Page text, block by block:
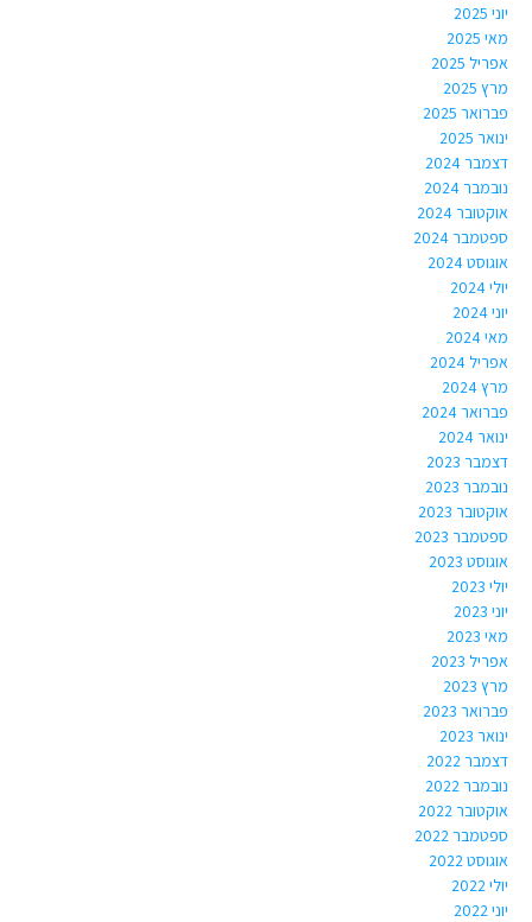
יוני 2025
מאי 2025
אפריל 2025
מרץ 2025
פברואר 2025
ינואר 2025
דצמבר 2024
נובמבר 2024
אוקטובר 2024
ספטמבר 2024
אוגוסט 2024
יולי 2024
יוני 2024
מאי 2024
אפריל 2024
מרץ 2024
פברואר 2024
ינואר 2024
דצמבר 2023
נובמבר 2023
אוקטובר 2023
ספטמבר 2023
אוגוסט 2023
יולי 2023
יוני 2023
מאי 2023
אפריל 2023
מרץ 2023
פברואר 2023
ינואר 2023
דצמבר 2022
נובמבר 2022
אוקטובר 2022
ספטמבר 2022
אוגוסט 2022
יולי 2022
יוני 2022